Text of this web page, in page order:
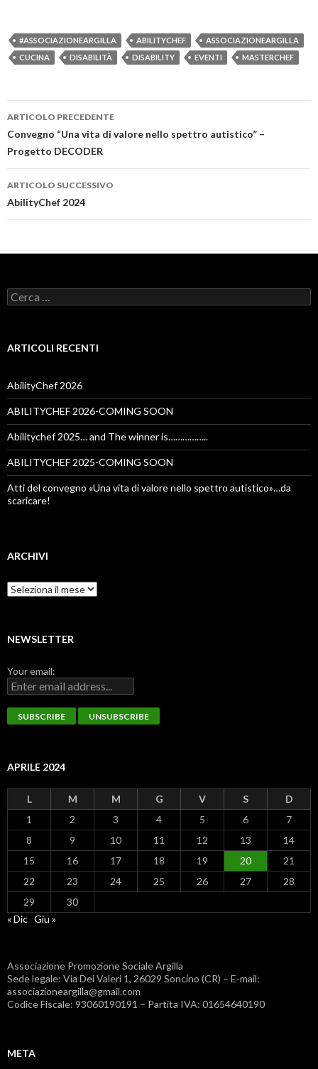
#ASSOCIAZIONEARGILLA ABILITYCHEF
ASSOCIAZIONEARGILLA
CUCINA
DISABILITÀ DISABILITY EVENTI MASTERCHEF
Navigazione
articolo
ARTICOLO PRECEDENTE
Convegno “Una vita di valore nello spettro autistico” –
Progetto DECODER
ARTICOLO SUCCESSIVO
AbilityChef 2024
Ricerca
per:
ARTICOLI RECENTI
AbilityChef 2026
ABILITYCHEF 2026-COMING SOON
Abilitychef 2025… and The winner is……………..
ABILITYCHEF 2025-COMING SOON
Atti del convegno «Una vita di valore nello spettro autistico»…da
scaricare!
ARCHIVI
Archivi
NEWSLETTER
Your email:
APRILE 2024
L M M G V S
D
1
2 3 4 5 6
7
8
9 10 11 12 13
14
15
16 17 18 19 20
21
22
23 24 25 26 27
28
29
30
« Dic Giu »
Associazione Promozione Sociale Argilla
Sede legale: Via Dei Valeri 1, 26029 Soncino (CR) – E-mail:
associazioneargilla@gmail.com
Codice Fiscale: 93060190191 – Partita IVA: 01654640190
META